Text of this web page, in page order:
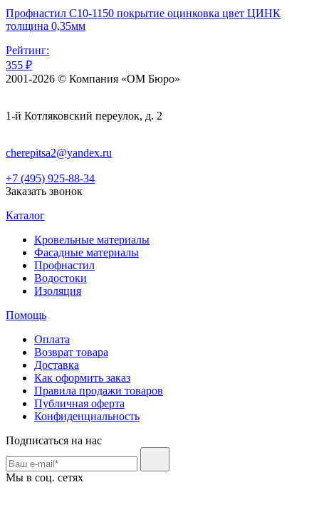
Профнастил С10-1150 покрытие оцинковка цвет ЦИНК
толщина 0,35мм
Рейтинг:
355 ₽
2001-2026 © Компания «ОМ Бюро»
1-й Котляковский переулок, д. 2
cherepitsa2@yandex.ru
+7 (495) 925-88-34
Заказать звонок
Каталог
Кровельные материалы
Фасадные материалы
Профнастил
Водостоки
Изоляция
Помощь
Оплата
Возврат товара
Доставка
Как оформить заказ
Правила продажи товаров
Публичная оферта
Конфиденциальность
Подписаться на нас
Мы в соц. сетях